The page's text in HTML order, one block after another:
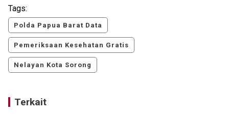
Tags:
Polda Papua Barat Data
Pemeriksaan Kesehatan Gratis
Nelayan Kota Sorong
Terkait